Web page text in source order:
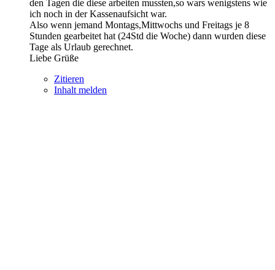
den Tagen die diese arbeiten mussten,so wars wenigstens wie
ich noch in der Kassenaufsicht war.
Also wenn jemand Montags,Mittwochs und Freitags je 8
Stunden gearbeitet hat (24Std die Woche) dann wurden diese
Tage als Urlaub gerechnet.
Liebe Grüße
Zitieren
Inhalt melden